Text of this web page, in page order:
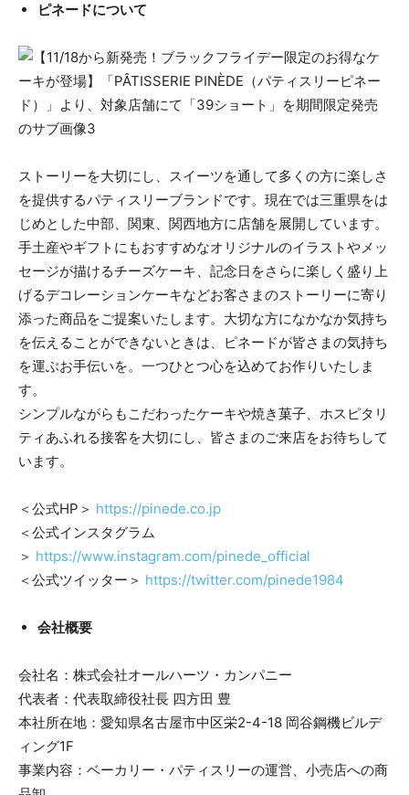
ピネードについて
ストーリーを大切にし、スイーツを通して多くの方に楽しさ
を提供するパティスリーブランドです。現在では三重県をは
じめとした中部、関東、関西地方に店舗を展開しています。
手土産やギフトにもおすすめなオリジナルのイラストやメッ
セージが描けるチーズケーキ、記念日をさらに楽しく盛り上
げるデコレーションケーキなどお客さまのストーリーに寄り
添った商品をご提案いたします。大切な方になかなか気持ち
を伝えることができないときは、ピネードが皆さまの気持ち
を運ぶお手伝いを。一つひとつ心を込めてお作りいたしま
す。
シンプルながらもこだわったケーキや焼き菓子、ホスピタリ
ティあふれる接客を大切にし、皆さまのご来店をお待ちして
います。
＜公式HP＞ https://pinede.co.jp
＜公式インスタグラム
＞ https://www.instagram.com/pinede_official
＜公式ツイッター＞ https://twitter.com/pinede1984
会社概要
会社名：株式会社オールハーツ・カンパニー
代表者：代表取締役社長 四方田 豊
本社所在地：愛知県名古屋市中区栄2-4-18 岡谷鋼機ビルデ
ィング1F
事業内容：ベーカリー・パティスリーの運営、小売店への商